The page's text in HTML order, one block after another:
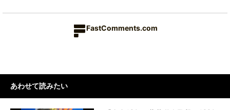
FastComments.com
あわせて読みたい